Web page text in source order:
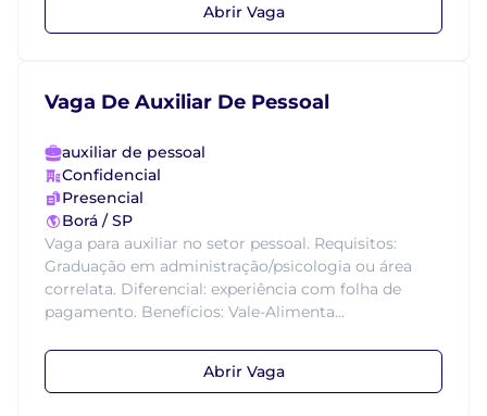
Abrir Vaga
Vaga De Auxiliar De Pessoal
auxiliar de pessoal
Confidencial
Presencial
Borá / SP
Vaga para auxiliar no setor pessoal. Requisitos:
Graduação em administração/psicologia ou área
correlata. Diferencial: experiência com folha de
pagamento. Benefícios: Vale-Alimenta...
Abrir Vaga